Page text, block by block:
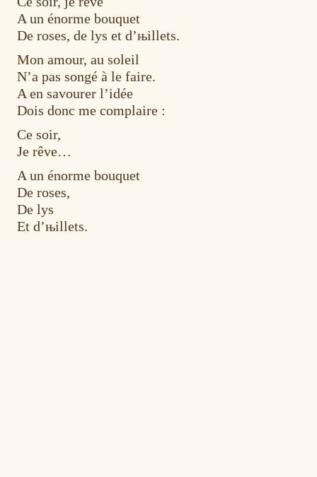
A un énorme bouquet
De roses, de lys et d’њillets.
Mon amour, au soleil
N’a pas songé à le faire.
A en savourer l’idée
Dois donc me complaire :
Ce soir,
Je rêve…
A un énorme bouquet
De roses,
De lys
Et d’њillets.